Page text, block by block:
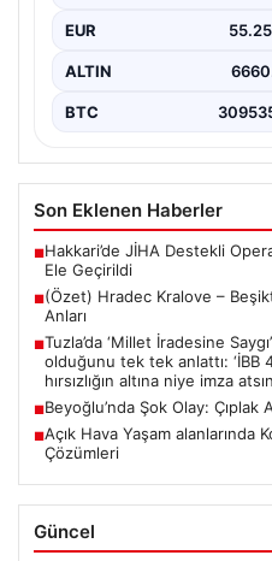
EUR 55.25
ALTIN
BTC
Son Eklenen Haberler
■Hakkari’de JİHA Destekli
Ele Geçirildi
■(Özet) Hradec Kralove –
Anları
■Tuzla’da ‘Millet İradesine
olduğunu tek tek anlattı: ‘İBB
hırsızlığın altına niye imza
■Beyoğlu’nda Şok Olay: Çıplak
■Açık Hava Yaşam alanlarında
Çözümleri
Güncel